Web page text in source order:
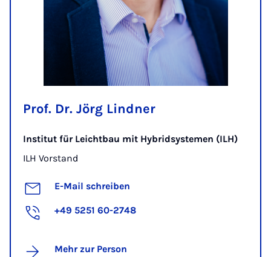
Prof. Dr. Jörg Lindner
Institut für Leichtbau mit Hybridsystemen (ILH)
ILH Vorstand
E-Mail schreiben
+49 5251 60-2748
Mehr zur Person